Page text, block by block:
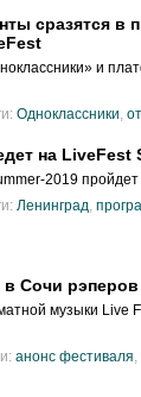
сразятся в
и
Одноклассники
на LiveFest
2019
Ленинград,
Сочи
музыки Live
анонс фестиваля